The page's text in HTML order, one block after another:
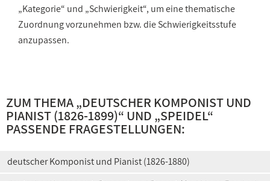
„Kategorie“ und „Schwierigkeit“, um eine thematische
Zuordnung vorzunehmen bzw. die Schwierigkeitsstufe
anzupassen.
ZUM THEMA „DEUTSCHER KOMPONIST UND
PIANIST (1826-1899)“ UND „SPEIDEL“
PASSENDE FRAGESTELLUNGEN:
deutscher Komponist und Pianist (1826-1880)